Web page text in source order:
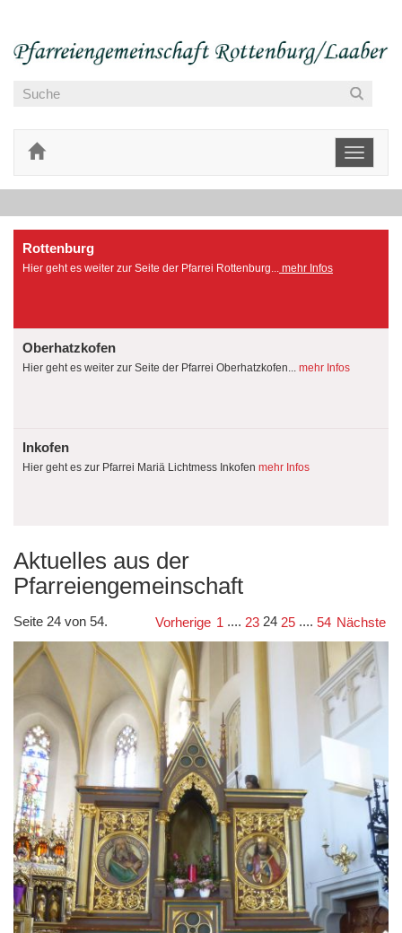
Toggle
Rottenburg
Hier geht es weiter zur Seite der Pfarrei Rottenburg... mehr Infos
Oberhatzkofen
Hier geht es weiter zur Seite der Pfarrei Oberhatzkofen... mehr Infos
Inkofen
Hier geht es zur Pfarrei Mariä Lichtmess Inkofen mehr Infos
Aktuelles aus der
Pfarreiengemeinschaft
Seite 24 von 54. Vorherige 1 .... 23 24 25 .... 54 Nächste